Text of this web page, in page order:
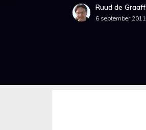
Ruud de Graaff
6 september 2011